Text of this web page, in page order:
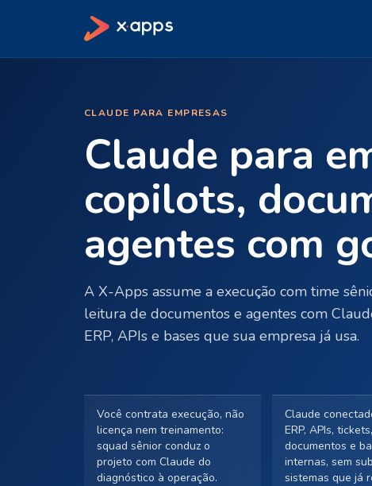
CLAUDE PARA EMPRESAS
Claude para
copilots,
agentes com
A X-Apps assume a execução com time
leitura de documentos e agentes com
ERP, APIs e bases que sua empresa já usa.
Você contrata execução, não
licença nem treinamento:
squad sênior conduz o
projeto com Claude do
diagnóstico à operação.
Claude
ERP, APIs, tickets,
documentos e
internas, sem
sistemas que já